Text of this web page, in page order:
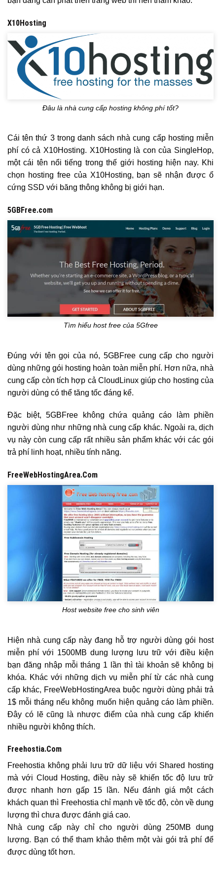
X10Hosting
Đâu là nhà cung cấp hosting không phí tốt?
Cái tên thứ 3 trong danh sách nhà cung cấp hosting miễn
phí có cả X10Hosting. X10Hosting là con của SingleHop,
một cái tên nổi tiếng trong thế giới hosting hiện nay. Khi
chọn hosting free của X10Hosting, bạn sẽ nhận được ổ
cứng SSD với băng thông không bị giới hạn.
5GBFree.com
Tìm hiểu host free của 5Gfree
Đúng với tên gọi của nó, 5GBFree cung cấp cho người
dùng những gói hosting hoàn toàn miễn phí. Hơn nữa, nhà
cung cấp còn tích hợp cả CloudLinux giúp cho hosting của
người dùng có thể tăng tốc đáng kể.
Đặc biệt, 5GBFree không chứa quảng cáo làm phiền
người dùng như những nhà cung cấp khác. Ngoài ra, dịch
vụ này còn cung cấp rất nhiều sản phẩm khác với các gói
trả phí linh hoạt, nhiều tính năng.
FreeWebHostingArea.Com
Host website free cho sinh viên
Hiện nhà cung cấp này đang hỗ trợ người dùng gói host
miễn phí với 1500MB dung lượng lưu trữ với điều kiện
bạn đăng nhập mỗi tháng 1 lần thì tài khoản sẽ không bị
khóa. Khác với những dịch vụ miễn phí từ các nhà cung
cấp khác, FreeWebHostingArea buộc người dùng phải trả
1$ mỗi tháng nếu không muốn hiện quảng cáo làm phiền.
Đây có lẽ cũng là nhược điểm của nhà cung cấp khiến
nhiều người không thích.
Freehostia.Com
Freehostia không phải lưu trữ dữ liệu với Shared hosting
mà với Cloud Hosting, điều này sẽ khiến tốc độ lưu trữ
được nhanh hơn gấp 15 lần. Nếu đánh giá một cách
khách quan thì Freehostia chỉ mạnh về tốc độ, còn về dung
lượng thì chưa được đánh giá cao.
Nhà cung cấp này chỉ cho người dùng 250MB dung
lượng. Bạn có thể tham khảo thêm một vài gói trả phí để
được dùng tốt hơn.